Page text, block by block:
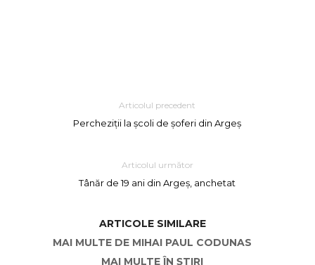
Articolul precedent
Percheziții la școli de șoferi din Argeș
Articolul următor
Tânăr de 19 ani din Argeș, anchetat
ARTICOLE SIMILARE
MAI MULTE DE MIHAI PAUL CODUNAS
MAI MULTE ÎN ȘTIRI